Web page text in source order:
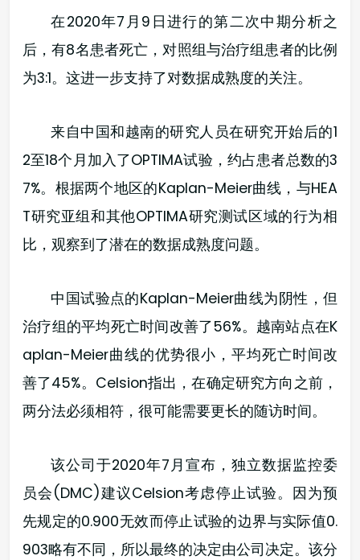
在2020年7月9日进行的第二次中期分析之
后，有8名患者死亡，对照组与治疗组患者的比例
为3:1。这进一步支持了对数据成熟度的关注。
来自中国和越南的研究人员在研究开始后的1
2至18个月加入了OPTIMA试验，约占患者总数的3
7%。根据两个地区的Kaplan-Meier曲线，与HEA
T研究亚组和其他OPTIMA研究测试区域的行为相
比，观察到了潜在的数据成熟度问题。
中国试验点的Kaplan-Meier曲线为阴性，但
治疗组的平均死亡时间改善了56%。越南站点在K
aplan-Meier曲线的优势很小，平均死亡时间改
善了45%。Celsion指出，在确定研究方向之前，
两分法必须相符，很可能需要更长的随访时间。
该公司于2020年7月宣布，独立数据监控委
员会(DMC)建议Celsion考虑停止试验。因为预
先规定的0.900无效而停止试验的边界与实际值0.
903略有不同，所以最终的决定由公司决定。该分